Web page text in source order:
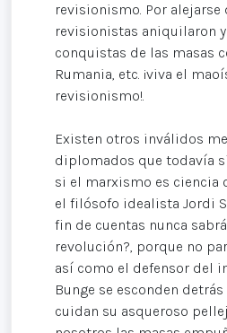
revisionismo. Por
revisionistas aniquilaron
conquistas de las masas
Rumania, etc. ¡viva el
revisionismo!.
Existen otros inválidos
diplomados que todavía
si el marxismo es ciencia
el filósofo idealista Jordi
fin de cuentas nunca
revolución?, porque no
así como el defensor del
Bunge se esconden
cuidan su asqueroso